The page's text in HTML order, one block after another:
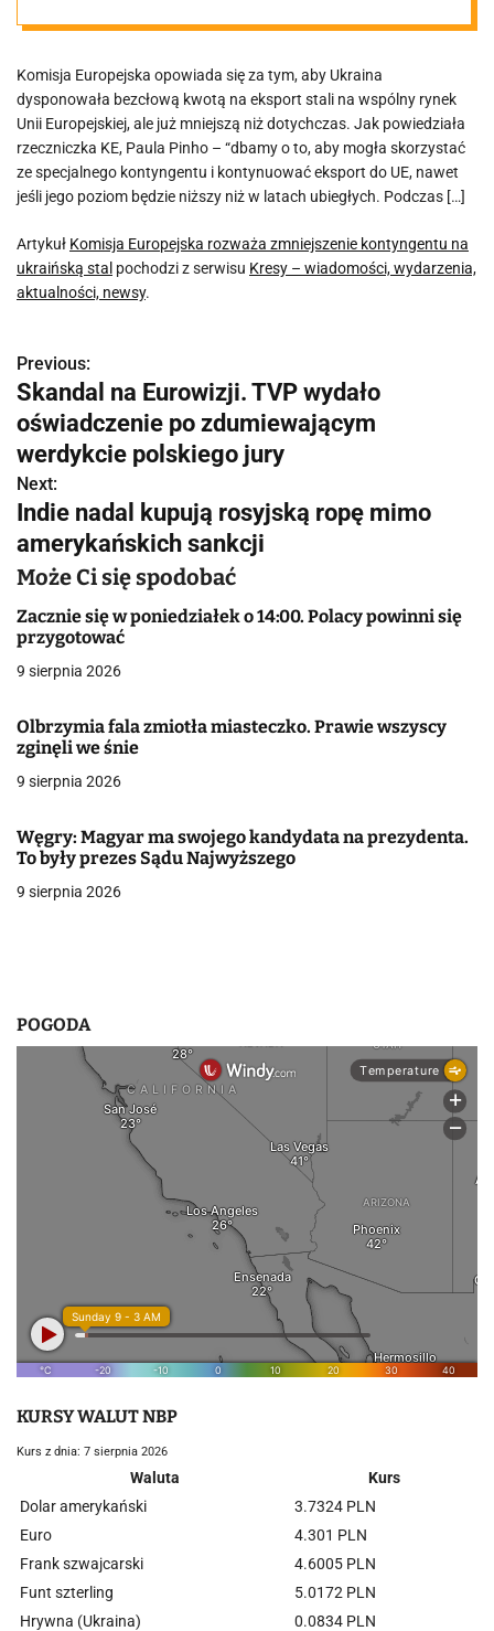
kontyngentu na
ukraińską stal
Komisja Europejska opowiada się za tym, aby Ukraina
dysponowała bezcłową kwotą na eksport stali na wspólny rynek
Unii Europejskiej, ale już mniejszą niż dotychczas. Jak powiedziała
rzeczniczka KE, Paula Pinho – “dbamy o to, aby mogła skorzystać
ze specjalnego kontyngentu i kontynuować eksport do UE, nawet
jeśli jego poziom będzie niższy niż w latach ubiegłych. Podczas […]
Artykuł Komisja Europejska rozważa zmniejszenie kontyngentu na
ukraińską stal pochodzi z serwisu Kresy – wiadomości, wydarzenia,
aktualności, newsy.
N
a
w
i
g
a
c
j
w
p
i
s
Previous:
Skandal na Eurowizji. TVP wydało
oświadczenie po zdumiewającym
werdykcie polskiego jury
Next:
Indie nadal kupują rosyjską ropę mimo
amerykańskich sankcji
Może Ci się spodobać
Zacznie się w poniedziałek o 14:00. Polacy powinni się
przygotować
9 sierpnia 2026
Olbrzymia fala zmiotła miasteczko. Prawie wszyscy
zginęli we śnie
9 sierpnia 2026
Węgry: Magyar ma swojego kandydata na prezydenta.
To były prezes Sądu Najwyższego
9 sierpnia 2026
POGODA
KURSY WALUT NBP
Kurs z dnia: 7 sierpnia 2026
Waluta
Kurs
Dolar amerykański
3.7324 PLN
Euro
4.301 PLN
Frank szwajcarski
4.6005 PLN
Funt szterling
5.0172 PLN
Hrywna (Ukraina)
0.0834 PLN